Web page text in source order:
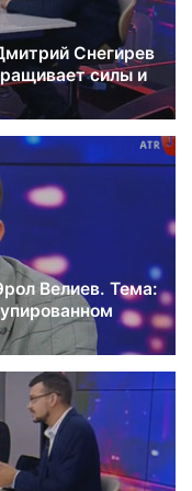
Снегирев
силы и
Велиев. Тема: